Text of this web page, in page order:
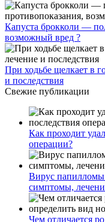
Капуста брокколи —
возможный вред ?
При ходьбе щелкает в
и последствия
Свежие публикации
Как проходит
операции?
Вирус
симптомы,
Чем отличается